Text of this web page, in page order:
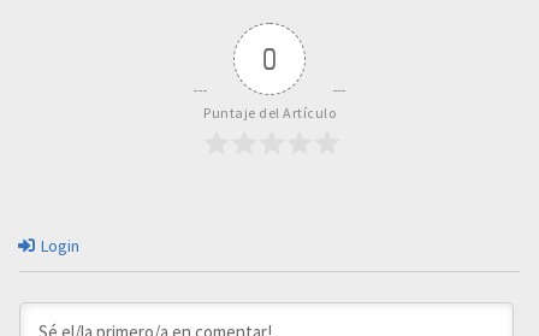
0
Puntaje del Artículo
Login